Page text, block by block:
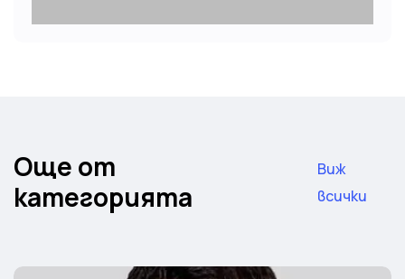
Още от
категорията
Виж
всички